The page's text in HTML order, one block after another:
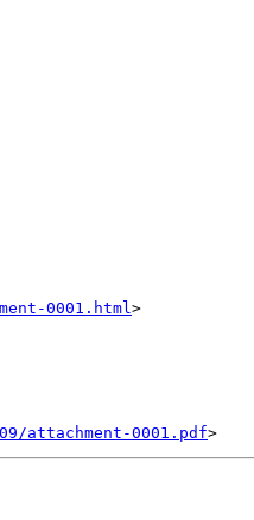
0001.html>
attachment-0001.pdf